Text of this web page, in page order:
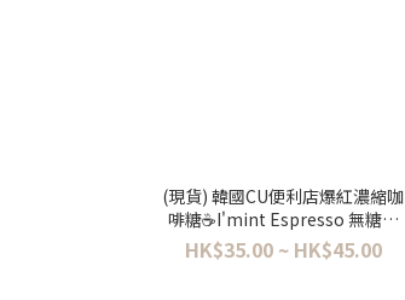
(現貨) 韓國CU便利店爆紅濃縮咖
啡糖☕️I'mint Espresso 無糖濃
縮咖啡薄荷糖 32g
HK$35.00 ~ HK$45.00